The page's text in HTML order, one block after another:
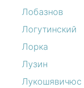
Лобазнов
Логутинский
Лорка
Лузин
Лукошявичюс